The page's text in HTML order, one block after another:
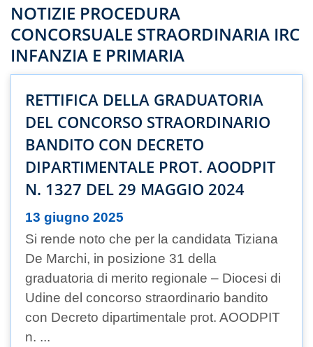
NOTIZIE PROCEDURA
CONCORSUALE STRAORDINARIA IRC
INFANZIA E PRIMARIA
RETTIFICA DELLA GRADUATORIA
DEL CONCORSO STRAORDINARIO
BANDITO CON DECRETO
DIPARTIMENTALE PROT. AOODPIT
N. 1327 DEL 29 MAGGIO 2024
13 giugno 2025
Si rende noto che per la candidata Tiziana
De Marchi, in posizione 31 della
graduatoria di merito regionale – Diocesi di
Udine del concorso straordinario bandito
con Decreto dipartimentale prot. AOODPIT
n. ...